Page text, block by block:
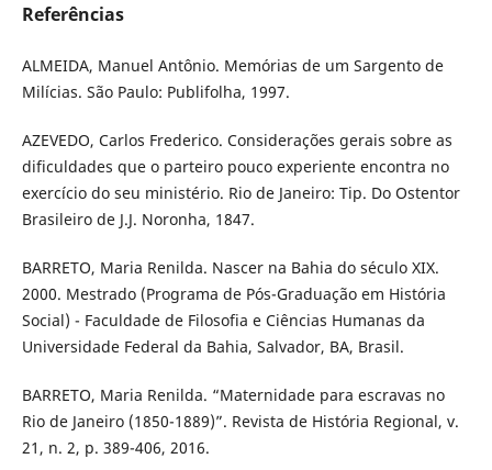
Referências
ALMEIDA, Manuel Antônio. Memórias de um Sargento de
Milícias. São Paulo: Publifolha, 1997.
AZEVEDO, Carlos Frederico. Considerações gerais sobre as
dificuldades que o parteiro pouco experiente encontra no
exercício do seu ministério. Rio de Janeiro: Tip. Do Ostentor
Brasileiro de J.J. Noronha, 1847.
BARRETO, Maria Renilda. Nascer na Bahia do século XIX.
2000. Mestrado (Programa de Pós-Graduação em História
Social) - Faculdade de Filosofia e Ciências Humanas da
Universidade Federal da Bahia, Salvador, BA, Brasil.
BARRETO, Maria Renilda. “Maternidade para escravas no
Rio de Janeiro (1850-1889)”. Revista de História Regional, v.
21, n. 2, p. 389-406, 2016.